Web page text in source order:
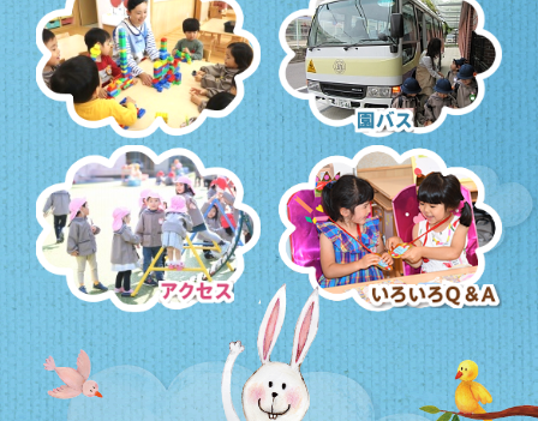
預かり保育・課外教室 園バス・送迎
アクセス いろいろQ＆A